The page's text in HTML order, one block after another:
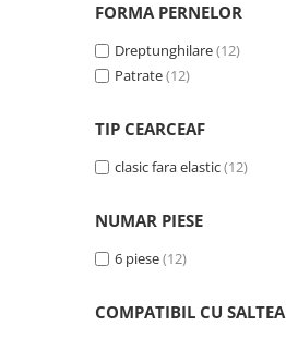
FORMA PERNELOR
Dreptunghilare(12)
Patrate(12)
TIP CEARCEAF
clasic fara elastic(12)
NUMAR PIESE
6 piese(12)
COMPATIBIL CU SALTEA